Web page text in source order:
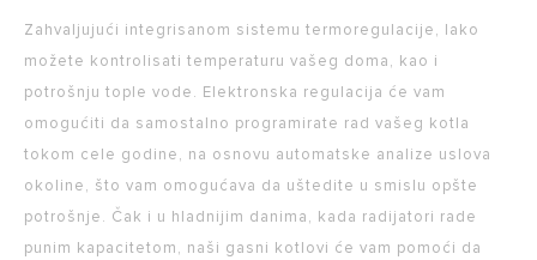
Zahvaljujući integrisanom sistemu termoregulacije, lako
možete kontrolisati temperaturu vašeg doma, kao i
potrošnju tople vode. Elektronska regulacija će vam
omogućiti da samostalno programirate rad vašeg kotla
tokom cele godine, na osnovu automatske analize uslova
okoline, što vam omogućava da uštedite u smislu opšte
potrošnje. Čak i u hladnijim danima, kada radijatori rade
punim kapacitetom, naši gasni kotlovi će vam pomoći da